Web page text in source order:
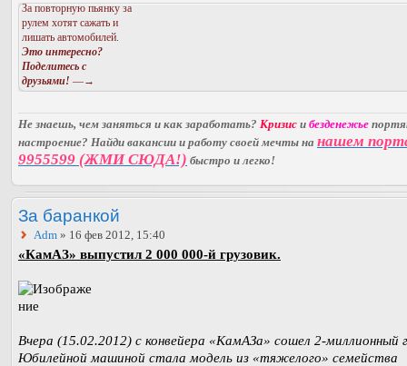
За повторную пьянку за
рулем хотят сажать и
лишать автомобилей.
Это интересно?
Поделитесь с
друзьями! —→
Не знаешь, чем заняться и как заработать? Кризис и безденежье
настроение? Найди вакансии и работу своей мечты на нашем
9955599 (ЖМИ СЮДА!) быстро и легко!
За баранкой
Adm » 16 фев 2012, 15:40
«КамАЗ» выпустил 2 000 000-й грузовик.
Вчера (15.02.2012) с конвейера «КамАЗа» сошел 2-миллионный
Юбилейной машиной стала модель из «тяжелого» семейства